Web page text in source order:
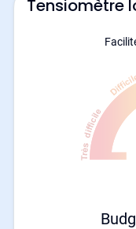
Tensiomètre